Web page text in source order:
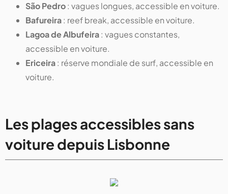
São Pedro: vagues longues, accessible en voiture.
Bafureira: reef break, accessible en voiture.
Lagoa de Albufeira: vagues constantes,
accessible en voiture.
Ericeira: réserve mondiale de surf, accessible en
voiture.
Les plages accessibles sans
voiture depuis Lisbonne